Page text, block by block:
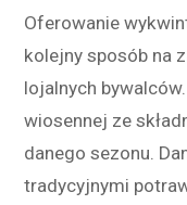
Oferowanie
kolejny sposób na
lojalnych
wiosennej ze
danego sezonu.
tradycyjnymi